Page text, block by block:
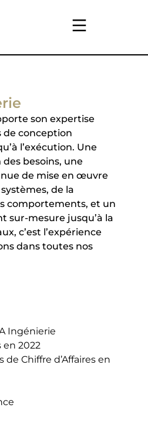
son expertise
de conception
l’exécution. Une
besoins, une
de mise en œuvre
de la
comportements, et un
sur-mesure jusqu’à la
c’est l’expérience
dans toutes nos
Ingénierie
en 2022
de Chiffre d’Affaires en